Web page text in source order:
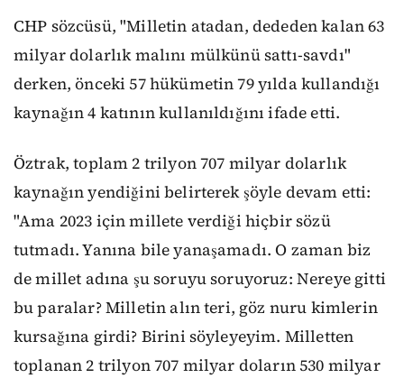
CHP sözcüsü, "Milletin atadan, dededen kalan 63
milyar dolarlık malını mülkünü sattı-savdı"
derken, önceki 57 hükümetin 79 yılda kullandığı
kaynağın 4 katının kullanıldığını ifade etti.
Öztrak, toplam 2 trilyon 707 milyar dolarlık
kaynağın yendiğini belirterek şöyle devam etti:
"Ama 2023 için millete verdiği hiçbir sözü
tutmadı. Yanına bile yanaşamadı. O zaman biz
de millet adına şu soruyu soruyoruz: Nereye gitti
bu paralar? Milletin alın teri, göz nuru kimlerin
kursağına girdi? Birini söyleyeyim. Milletten
toplanan 2 trilyon 707 milyar doların 530 milyar